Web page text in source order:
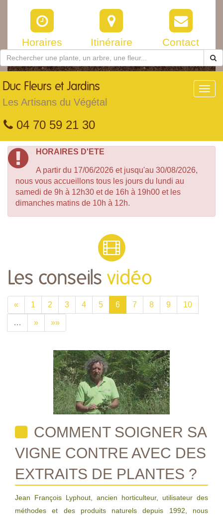
Horaires Itinéraire Contact
Duc Fleurs et Jardins
Les Artisans du Végétal
04 70 59 21 30
HORAIRES D'ETE
A partir du 17/06/2026 et jusqu'au 30/08/2026,
nous vous accueillons tous les jours du lundi au
samedi de 9h à 12h30 et de 16h à 19h00 et les
dimanches matins de 10h à 12h.
Les conseils vidéo
« 1 2 3 4 5 6 7 8 9 10
… » »»
COMMENT SOIGNER SA
VIGNE CONTRE AVEC DES
EXTRAITS DE PLANTES ?
Jean François Lyphout, ancien horticulteur, utilisateur des
méthodes et des produits naturels depuis 1992, nous